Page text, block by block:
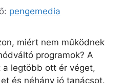
pengemedia
miért nem működnek
programok? A
a legtöbb ott ér véget,
és néhány jó tanácsot.